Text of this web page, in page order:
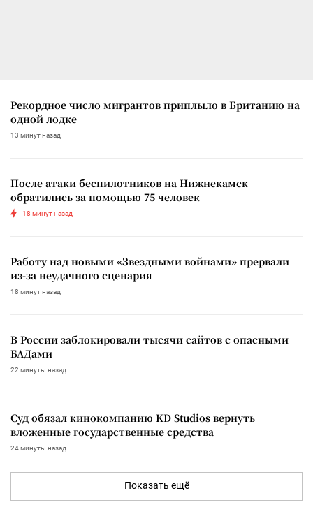
Рекордное число мигрантов приплыло в Британию на
одной лодке
13 минут назад
После атаки беспилотников на Нижнекамск
обратились за помощью 75 человек
18 минут назад
Работу над новыми «Звездными войнами» прервали
из-за неудачного сценария
18 минут назад
В России заблокировали тысячи сайтов с опасными
БАДами
22 минуты назад
Суд обязал кинокомпанию KD Studios вернуть
вложенные государственные средства
24 минуты назад
Показать ещё